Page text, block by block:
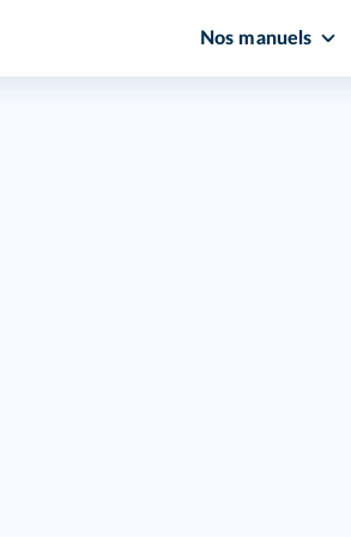
Nos manuels